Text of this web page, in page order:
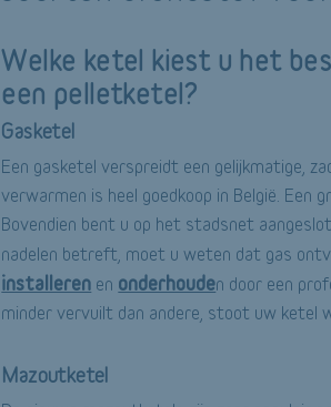
Welke ketel kiest u het
een pelletketel?
Gasketel
Een gasketel verspreidt een gelijkmatige,
verwarmen is heel goedkoop in België. Een
Bovendien bent u op het stadsnet
nadelen betreft, moet u weten dat gas
installeren en onderhouden door een
minder vervuilt dan andere, stoot uw ketel
Mazoutketel